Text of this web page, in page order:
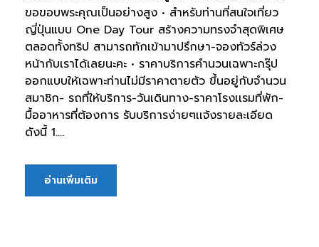
ขอขอบพระคุณเป็นอย่างสูง • สำหรับท่านที่สนใจเที่ยว
ญี่ปุ่นแบบ One Day Tour สร้างความทรงจำสุดพิเศษ
ตลอดทั้งทริป สามารถทักเข้ามาปรึกษา-จองทัวร์ล่วง
หน้ากับเราได้เลยนะคะ • ราคาบริการคำนวนเฉพาะกรุ๊ป
ออกแบบให้เฉพาะท่านไม่มีราคาตายตัว ขึ้นอยู่กับจำนวน
สมาชิก- รถที่ให้บริการ-วันเดินทาง-ราคาโรงเเรมที่พัก-
มื้ออาหารที่ต้องการ รับบริการง่ายๆเเจ้งรายละเอียด
ดังนี้ 1....
อ่านเพิ่มเติม